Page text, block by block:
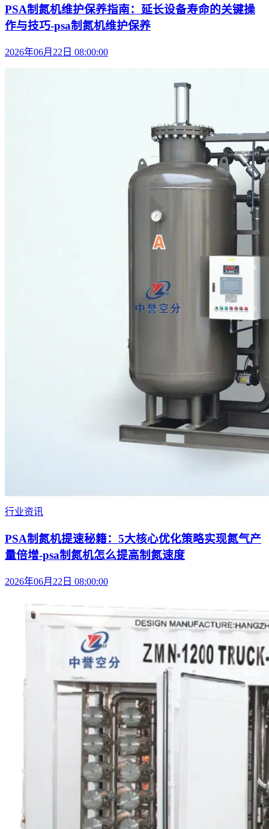
PSA制氮机维护保养指南：延长设备寿命的关键操
作与技巧-psa制氮机维护保养
2026年06月22日 08:00:00
行业资讯
PSA制氮机提速秘籍：5大核心优化策略实现氮气产
量倍增-psa制氮机怎么提高制氮速度
2026年06月22日 08:00:00